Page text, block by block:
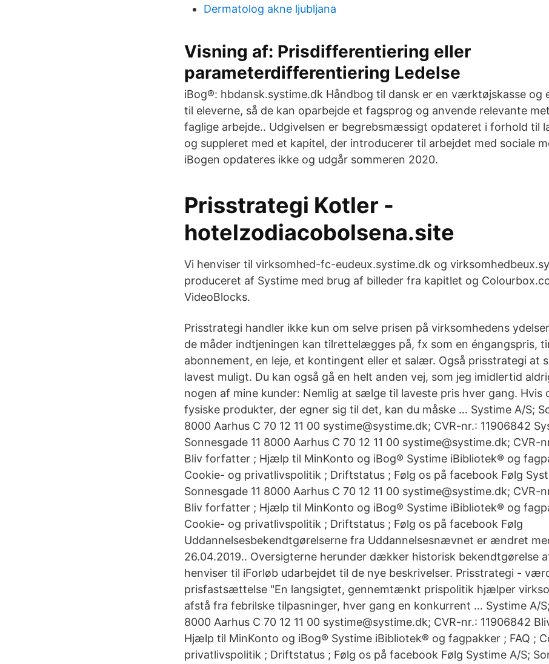
Dermatolog akne ljubljana
Visning af: Prisdifferentiering eller
parameterdifferentiering Ledelse
iBog®: hbdansk.systime.dk Håndbog til dansk er en værktøjskasse og
til eleverne, så de kan oparbejde et fagsprog og anvende relevante
faglige arbejde.. Udgivelsen er begrebsmæssigt opdateret i forhold til
og suppleret med et kapitel, der introducerer til arbejdet med sociale
iBogen opdateres ikke og udgår sommeren 2020.
Prisstrategi Kotler -
hotelzodiacobolsena.site
Vi henviser til virksomhed-fc-eudeux.systime.dk og
produceret af Systime med brug af billeder fra kapitlet og
VideoBlocks.
Prisstrategi handler ikke kun om selve prisen på virksomhedens
de måder indtjeningen kan tilrettelægges på, fx som en éngangspris,
abonnement, en leje, et kontingent eller et salær. Også prisstrategi at
lavest muligt. Du kan også gå en helt anden vej, som jeg imidlertid
nogen af mine kunder: Nemlig at sælge til laveste pris hver gang. Hvis
fysiske produkter, der egner sig til det, kan du måske … Systime A/S;
8000 Aarhus C 70 12 11 00 systime@systime.dk; CVR-nr.: 11906842
Sonnesgade 11 8000 Aarhus C 70 12 11 00 systime@systime.dk; CVR-
Bliv forfatter ; Hjælp til MinKonto og iBog® Systime iBibliotek® og
Cookie- og privatlivspolitik ; Driftstatus ; Følg os på facebook Følg
Sonnesgade 11 8000 Aarhus C 70 12 11 00 systime@systime.dk; CVR-
Bliv forfatter ; Hjælp til MinKonto og iBog® Systime iBibliotek® og
Cookie- og privatlivspolitik ; Driftstatus ; Følg os på facebook Følg
Uddannelsesbekendtgørelserne fra Uddannelsesnævnet er ændret
26.04.2019.. Oversigterne herunder dækker historisk bekendtgørelse
henviser til iForløb udarbejdet til de nye beskrivelser. Prisstrategi -
prisfastsættelse "En langsigtet, gennemtænkt prispolitik hjælper
afstå fra febrilske tilpasninger, hver gang en konkurrent … Systime A/S;
8000 Aarhus C 70 12 11 00 systime@systime.dk; CVR-nr.: 11906842
Hjælp til MinKonto og iBog® Systime iBibliotek® og fagpakker ; FAQ ;
privatlivspolitik ; Driftstatus ; Følg os på facebook Følg Systime A/S;